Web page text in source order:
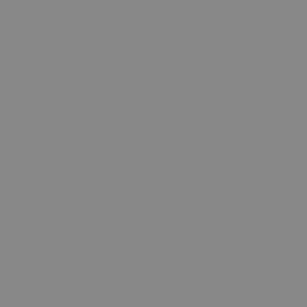
entre humanos
web, con el
el uso de su
esta cookie para
de
que el banner
fines de
sobre
rendimiento del
OpenX para
esta
de
de usuario, pero
es difícil.